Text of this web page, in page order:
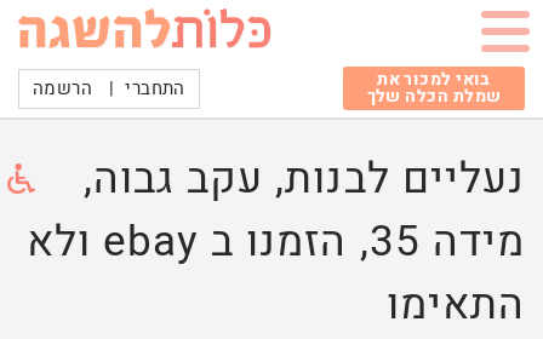
בואי למכור את
שמלת הכלה שלך התחברי | הרשמה
נעליים לבנות, עקב גבוה,
מידה 35, הזמנו ב ebay ולא
התאימו